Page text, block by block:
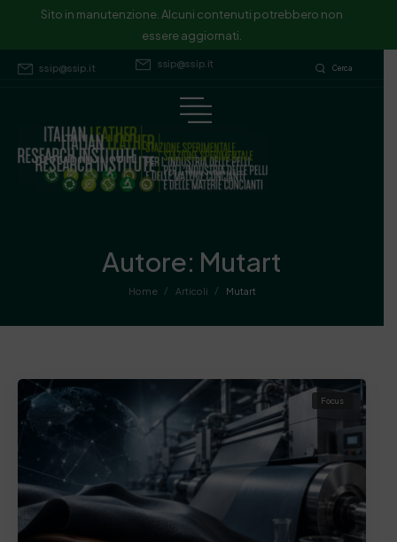
Sito in manutenzione. Alcuni contenuti potrebbero non
essere aggiornati.
ssip@ssip.it Cerca
Sito in manutenzione. Alcuni contenuti potrebbero non essere
aggiornati.
ssip@ssip.it
Autore: Mutart
Home / Articoli / Mutart
Focus